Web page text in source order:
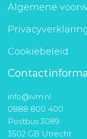
Algemene
Cookiebeleid
info@ivm.nl
0888 800 400
Postbus 3089
3502 GB Utrecht